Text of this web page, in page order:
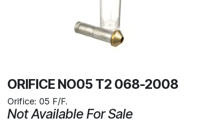
ORIFICE NO05 T2 068-2008
Orifice: 05 F/F.
Not Available For Sale